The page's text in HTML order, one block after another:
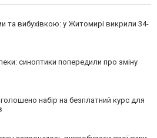
та вибухівкою: у Житомирі викрили 34-
синоптики попередили про зміну
набір на безплатний курс для